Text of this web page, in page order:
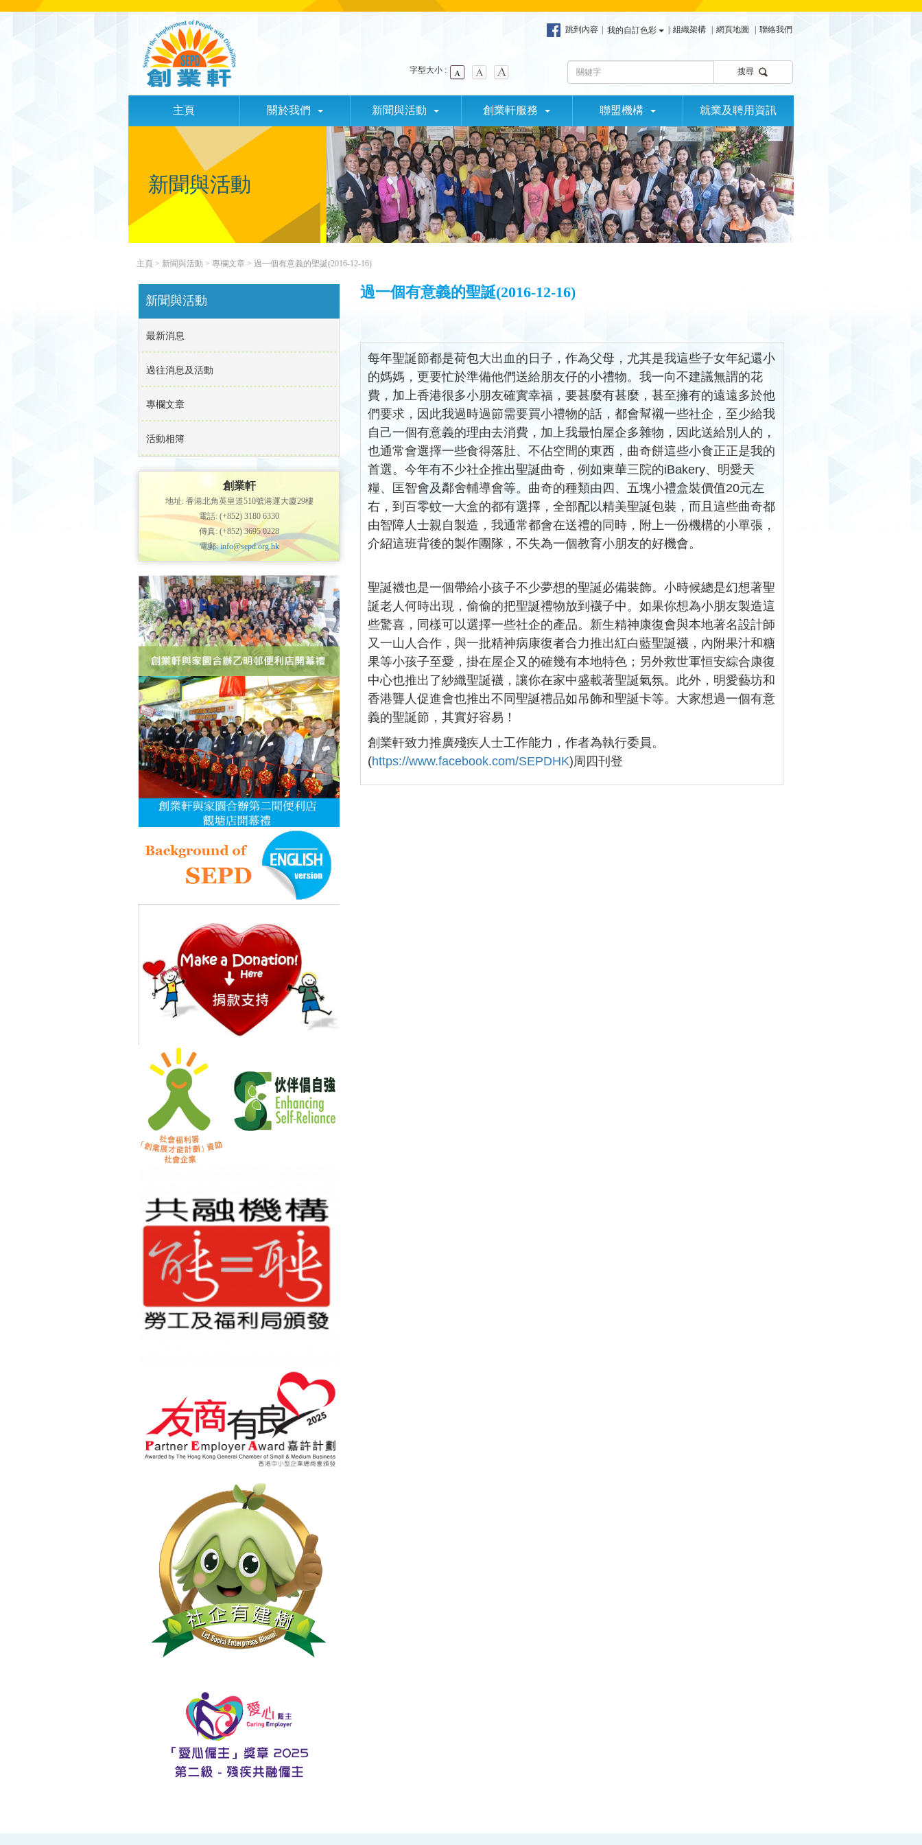
跳到內容 | 我的自訂色彩 | 組織架構 | 網頁地圖 | 聯絡我們
字型大小 : 搜尋
主頁 關於我們 新聞與活動 創業軒服務 聯盟機構 就業及聘用資訊
新聞與活動
主頁 > 新聞與活動 > 專欄文章 > 過一個有意義的聖誕(2016-12-16)
新聞與活動
最新消息
過往消息及活動
專欄文章
活動相簿
創業軒
地址: 香港北角英皇道510號港運大廈29樓
電話: (+852) 3180 6330
傳真: (+852) 3695 0228
電郵:info@sepd.org.hk
過一個有意義的聖誕(2016-12-16)
每年聖誕節都是荷包大出血的日子，作為父母，尤其是我這些子女年紀還小
的媽媽，更要忙於準備他們送給朋友仔的小禮物。我一向不建議無謂的花
費，加上香港很多小朋友確實幸福，要甚麼有甚麼，甚至擁有的遠遠多於他
們要求，因此我過時過節需要買小禮物的話，都會幫襯一些社企，至少給我
自己一個有意義的理由去消費，加上我最怕屋企多雜物，因此送給別人的，
也通常會選擇一些食得落肚、不佔空間的東西，曲奇餅這些小食正正是我的
首選。今年有不少社企推出聖誕曲奇，例如東華三院的iBakery、明愛天
糧、匡智會及鄰舍輔導會等。曲奇的種類由四、五塊小禮盒裝價值20元左
右，到百零蚊一大盒的都有選擇，全部配以精美聖誕包裝，而且這些曲奇都
由智障人士親自製造，我通常都會在送禮的同時，附上一份機構的小單張，
介紹這班背後的製作團隊，不失為一個教育小朋友的好機會。
聖誕襪也是一個帶給小孩子不少夢想的聖誕必備裝飾。小時候總是幻想著聖
誕老人何時出現，偷偷的把聖誕禮物放到襪子中。如果你想為小朋友製造這
些驚喜，同樣可以選擇一些社企的產品。新生精神康復會與本地著名設計師
又一山人合作，與一批精神病康復者合力推出紅白藍聖誕襪，內附果汁和糖
果等小孩子至愛，掛在屋企又的確幾有本地特色；另外救世軍恒安綜合康復
中心也推出了紗織聖誕襪，讓你在家中盛載著聖誕氣氛。此外，明愛藝坊和
香港聾人促進會也推出不同聖誕禮品如吊飾和聖誕卡等。大家想過一個有意
義的聖誕節，其實好容易！
創業軒致力推廣殘疾人士工作能力，作者為執行委員。
(https://www.facebook.com/SEPDHK)周四刊登